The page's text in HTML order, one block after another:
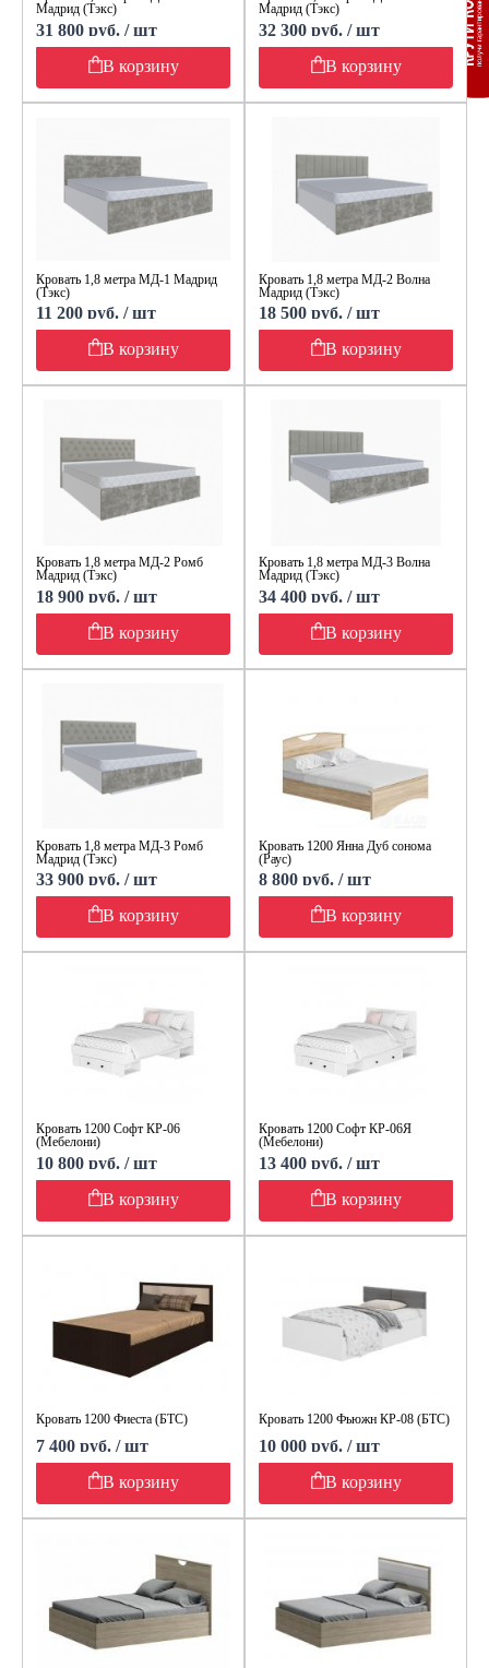
Мадрид (Тэкс)
31 800 руб. / шт
В корзину
Мадрид (Тэкс)
32 300 руб. / шт
В корзину
Кровать 1,8 метра МД-1 Мадрид
(Тэкс)
11 200 руб. / шт
В корзину
Кровать 1,8 метра МД-2 Волна
Мадрид (Тэкс)
18 500 руб. / шт
В корзину
Кровать 1,8 метра МД-2 Ромб
Мадрид (Тэкс)
18 900 руб. / шт
В корзину
Кровать 1,8 метра МД-3 Волна
Мадрид (Тэкс)
34 400 руб. / шт
В корзину
Кровать 1,8 метра МД-3 Ромб
Мадрид (Тэкс)
33 900 руб. / шт
В корзину
Кровать 1200 Янна Дуб сонома
(Раус)
8 800 руб. / шт
В корзину
Кровать 1200 Софт КР-06
(Мебелони)
10 800 руб. / шт
В корзину
Кровать 1200 Софт КР-06Я
(Мебелони)
13 400 руб. / шт
В корзину
Кровать 1200 Фиеста (БТС)
7 400 руб. / шт
В корзину
Кровать 1200 Фьюжн КР-08 (БТС)
10 000 руб. / шт
В корзину